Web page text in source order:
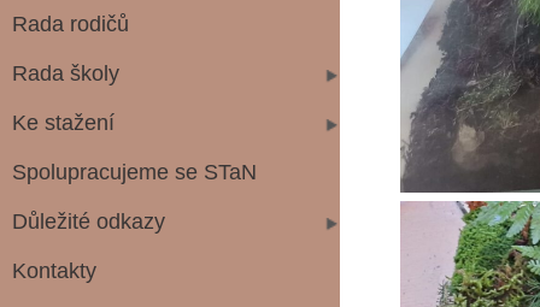
Rada rodičů
Rada školy
Ke stažení
Spolupracujeme se STaN
Důležité odkazy
Kontakty